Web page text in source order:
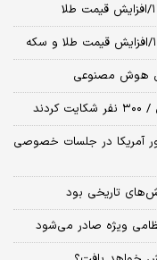
هوش مصنوعی
آمریکا در جلسات خصوصی
تاریخی بود
ویژه صادر می‌شود